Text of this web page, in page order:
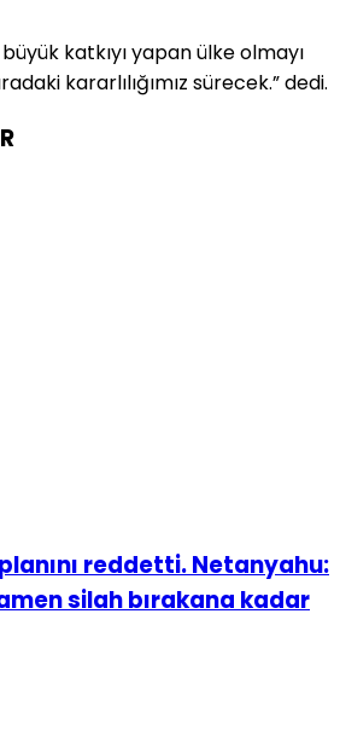
büyük katkıyı yapan ülke olmayı
kararlılığımız sürecek.” dedi.
reddetti. Netanyahu:
silah bırakana kadar